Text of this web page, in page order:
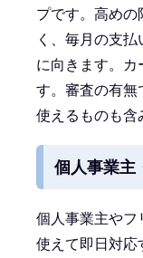
プです。高め
く、毎月の支
に向きます。カ
す。審査の有無
使えるものも含
個人事業主
個人事業主やフ
使えて即日対応